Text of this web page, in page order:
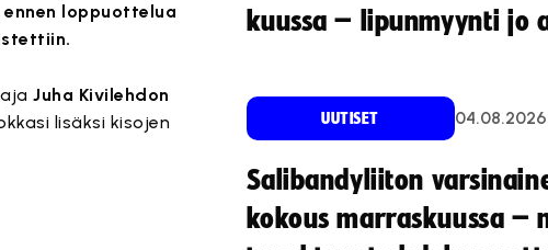
loppuottelua
Juha Kivilehdon
lisäksi kisojen
kuussa – lipunmyynti jo
UUTISET 04.08.2026
Salibandyliiton
kokous marraskuussa –